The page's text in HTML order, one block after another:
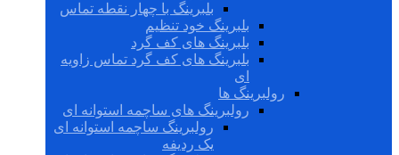
بلبرینگ با چهار نقطه تماس
بلبرینگ خود تنظیم
بلبرینگ های کف گرد
بلبرینگ های کف گرد تماس زاویه
ای
رولبرینگ ها
رولبرینگ های ساچمه استوانه ای
رولبرینگ ساچمه استوانه ای
یک ردیفه